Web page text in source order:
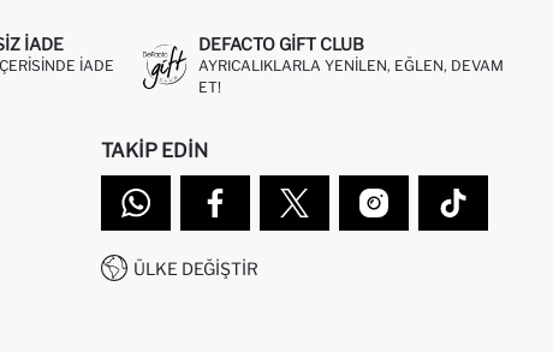
IADE
IADE
DEFACTO GIFT CLUB
AYRICALIKLARLA YENILEN, EĞLEN, DEVAM
ET!
TAKIP EDIN
ÜLKE DEĞIŞTIR